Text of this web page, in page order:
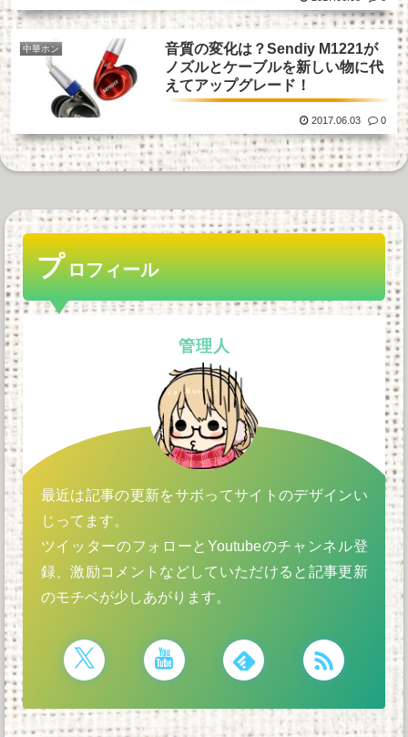
中華ホン
音質の変化は？Sendiy M1221が
ノズルとケーブルを新しい物に代
えてアップグレード！
2017.06.03 0
プロフィール
管理人
最近は記事の更新をサボってサイトのデザインい
じってます。
ツイッターのフォローとYoutubeのチャンネル登
録、激励コメントなどしていただけると記事更新
のモチベが少しあがります。